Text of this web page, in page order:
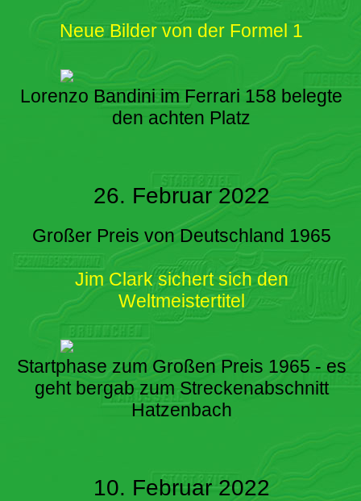
Neue Bilder von der Formel 1
Lorenzo Bandini im Ferrari 158 belegte
den achten Platz
26. Februar 2022
Großer Preis von Deutschland 1965
Jim Clark sichert sich den
Weltmeistertitel
Startphase zum Großen Preis 1965 - es
geht bergab zum Streckenabschnitt
Hatzenbach
10. Februar 2022